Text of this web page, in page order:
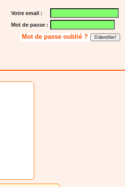
Votre email :
Mot de passe :
Mot de passe oublié ?